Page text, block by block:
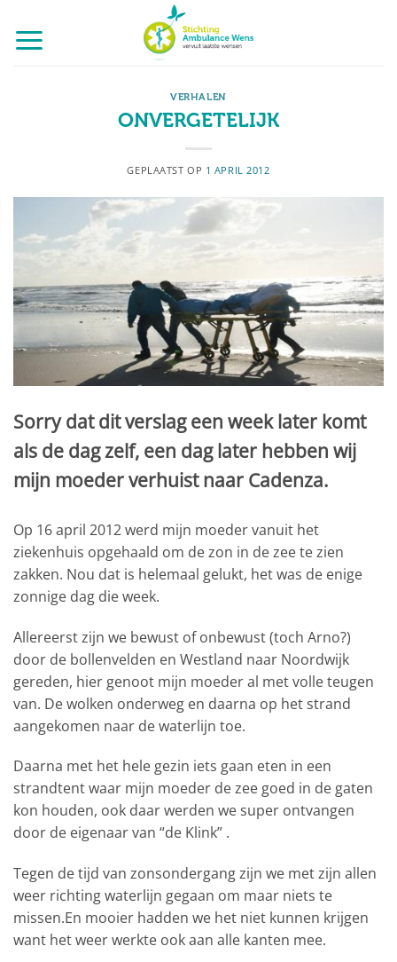
naar
inhoud
VERHALEN
ONVERGETELIJK
GEPLAATST OP 1 APRIL 2012
Sorry dat dit verslag een week later komt
als de dag zelf, een dag later hebben wij
mijn moeder verhuist naar Cadenza.
Op 16 april 2012 werd mijn moeder vanuit het
ziekenhuis opgehaald om de zon in de zee te zien
zakken. Nou dat is helemaal gelukt, het was de enige
zonnige dag die week.
Allereerst zijn we bewust of onbewust (toch Arno?)
door de bollenvelden en Westland naar Noordwijk
gereden, hier genoot mijn moeder al met volle teugen
van. De wolken onderweg en daarna op het strand
aangekomen naar de waterlijn toe.
Daarna met het hele gezin iets gaan eten in een
strandtent waar mijn moeder de zee goed in de gaten
kon houden, ook daar werden we super ontvangen
door de eigenaar van “de Klink” .
Tegen de tijd van zonsondergang zijn we met zijn allen
weer richting waterlijn gegaan om maar niets te
missen.En mooier hadden we het niet kunnen krijgen
want het weer werkte ook aan alle kanten mee.